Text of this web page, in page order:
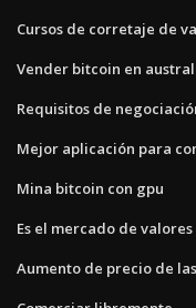
Cursos de corretaje de
Vender bitcoin en
Requisitos de
Mejor aplicación para
Mina bitcoin con gpu
Es el mercado de
Aumento de precio de